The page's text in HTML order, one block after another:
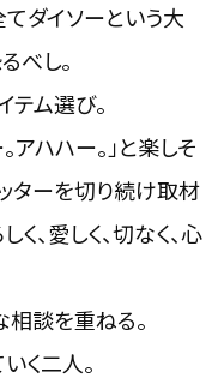
ダイソーという大
べし。
テム選び。
アハハー。 」と楽しそ
ターを切り続け取材
、愛しく、切なく、心
談を重ねる。
く二人。